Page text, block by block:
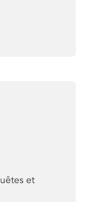
et